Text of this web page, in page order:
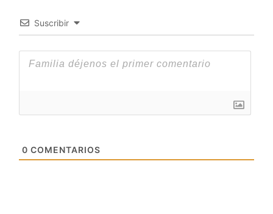
Suscribir
0 COMENTARIOS